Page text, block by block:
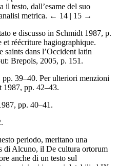
il testo, dall’esame del suo
metrica. ← 14 | 15 →
e discusso in Schmidt 1987, p.
réécriture hagiographique.
saints dans l’Occident latin
Brepols, 2005, p. 151.
pp. 39–40. Per ulteriori menzioni
1987, pp. 42–43.
pp. 40–41.
periodo, meritano una
di Alcuno, il De cultura ortorum
anche di un testo sul